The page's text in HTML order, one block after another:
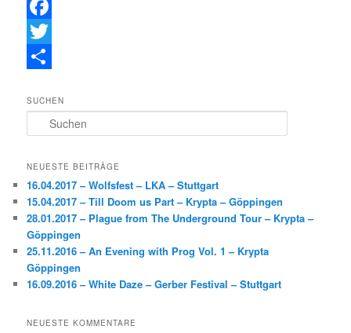
F
a
e
b
o
k
T
i
t
e
r
e
i
e
n
SUCHEN
u
h
n
NEUESTE BEITRÄGE
16.04.2017 – Wolfsfest – LKA – Stuttgart
15.04.2017 – Till Doom us Part – Krypta – Göppingen
28.01.2017 – Plague from The Underground Tour – Krypta –
Göppingen
25.11.2016 – An Evening with Prog Vol. 1 – Krypta
Göppingen
16.09.2016 – White Daze – Gerber Festival – Stuttgart
NEUESTE KOMMENTARE